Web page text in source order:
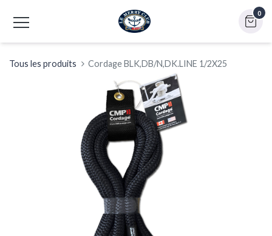
0
Tous les produits Cordage BLK,DB/N,DK.LINE 1/2X25